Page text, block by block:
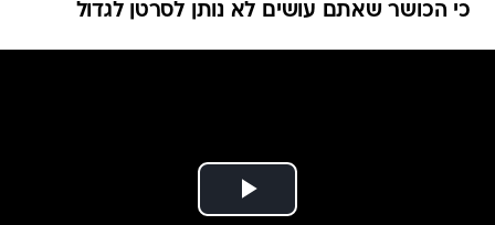
כי הכושר שאתם עושים לא נותן לסרטן לגדול